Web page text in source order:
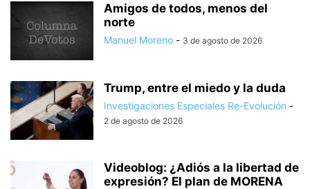
Amigos de todos, menos del
norte
Manuel Moreno - 3 de agosto de 2026
Trump, entre el miedo y la duda
Investigaciones Especiales Re-Evolución -
2 de agosto de 2026
Videoblog: ¿Adiós a la libertad de
expresión? El plan de MORENA